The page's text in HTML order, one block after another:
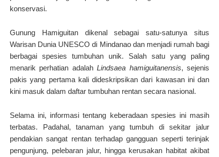
konservasi.
Gunung Hamiguitan dikenal sebagai satu-satunya situs
Warisan Dunia UNESCO di Mindanao dan menjadi rumah bagi
berbagai spesies tumbuhan unik. Salah satu yang paling
menarik perhatian adalahLindsaea hamiguitanensis, sejenis
pakis yang pertama kali dideskripsikan dari kawasan ini dan
kini masuk dalam daftar tumbuhan rentan secara nasional.
Selama ini, informasi tentang keberadaan spesies ini masih
terbatas. Padahal, tanaman yang tumbuh di sekitar jalur
pendakian sangat rentan terhadap gangguan seperti terinjak
pengunjung, pelebaran jalur, hingga kerusakan habitat akibat